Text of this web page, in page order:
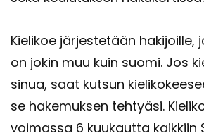
Kie­li­koe jär­jes­te­tään ha­ki­joil­le,
on jokin muu kuin suomi. Jos
sinua, saat kut­sun
se ha­ke­muk­sen teh­tyä­si.
voi­mas­sa 6 kuu­kaut­ta kaik­kiin